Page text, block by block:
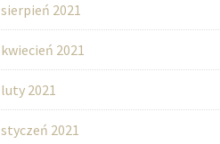
sierpień 2021
kwiecień 2021
luty 2021
styczeń 2021